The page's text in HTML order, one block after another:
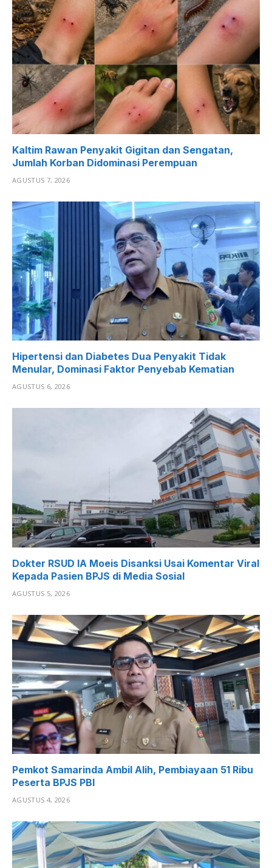
Kaltim Rawan Penyakit Gigitan dan Sengatan,
Jumlah Korban Didominasi Perempuan
AGUSTUS 7, 2026
Hipertensi dan Diabetes Dua Penyakit Tidak
Menular, Dominasi Faktor Penyebab Kematian
AGUSTUS 6, 2026
Dokter RSUD IA Moeis Disanksi Usai Komentar Viral
Kepada Pasien BPJS di Media Sosial
AGUSTUS 5, 2026
Pemkot Samarinda Ambil Alih, Pembiayaan 51 Ribu
Peserta BPJS PBI
AGUSTUS 4, 2026